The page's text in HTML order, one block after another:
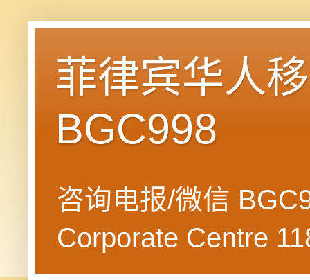
菲律宾华人
BGC998
咨询电报/微信
Corporate Centre